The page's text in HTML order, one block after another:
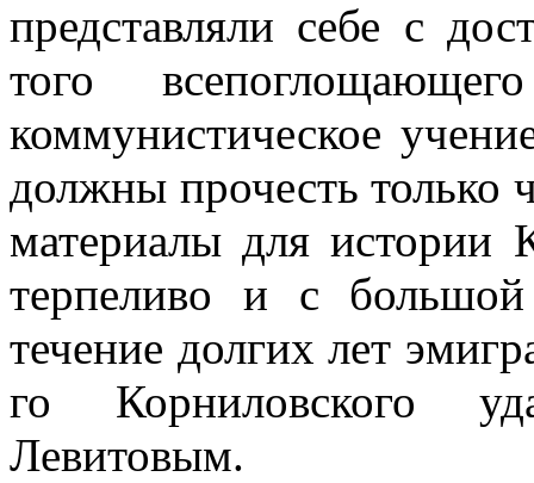
представляли себе с
того
коммунистическое
должны прочесть
материалы для истории
терпеливо и с
течение долгих лет
го Корниловского
Левитовым.